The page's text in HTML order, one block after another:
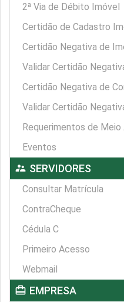
2ª Via de Débito Imóvel
Certidão de Cadastro
Certidão Negativa de
Validar Certidão
Certidão Negativa de
Validar Certidão
Requerimentos de Meio
Eventos
supervisor_account SERVIDORES
Consultar Matrícula
ContraCheque
Cédula C
Primeiro Acesso
Webmail
card_travel EMPRESA